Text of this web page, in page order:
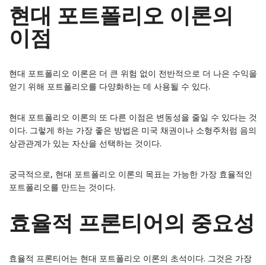
현대 포트폴리오 이론의
이점
현대 포트폴리오 이론은 더 큰 위험 없이 전반적으로 더 나은 수익을
얻기 위해 포트폴리오를 다양화하는 데 사용될 수 있다.
현대 포트폴리오 이론의 또 다른 이점은 변동성을 줄일 수 있다는 것
이다. 그렇게 하는 가장 좋은 방법은 미국 채권이나 소형주처럼 음의
상관관계가 있는 자산을 선택하는 것이다.
궁극적으로, 현대 포트폴리오 이론의 목표는 가능한 가장 효율적인
포트폴리오를 만드는 것이다.
효율적 프론티어의 중요성
효율적 프론티어는 현대 포트폴리오 이론의 초석이다. 그것은 가장